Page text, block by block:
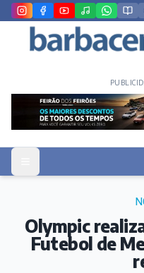
Olympic
Futebol de